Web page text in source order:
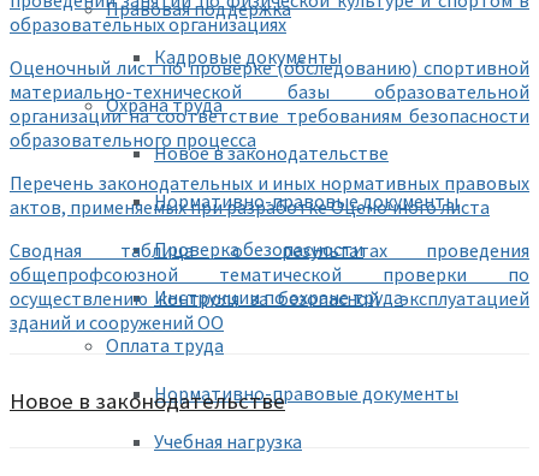
Правовая поддержка
Кадровые документы
Охрана труда
Новое в законодательстве
Нормативно-правовые документы
Проверка безопасности
Инструкции по охране труда
Оплата труда
Нормативно-правовые документы
Учебная нагрузка
образовательных организациях
Оценочный лист по проверке (обследованию) спортивной
материально-технической базы образовательной
организации на соответствие требованиям безопасности
образовательного процесса
Перечень законодательных и иных нормативных правовых
актов, применяемых при разработке Оценочного листа
Сводная таблица о результатах проведения
общепрофсоюзной тематической проверки по
осуществлению контроля за безопасной эксплуатацией
зданий и сооружений ОО
Новое в законодательстве